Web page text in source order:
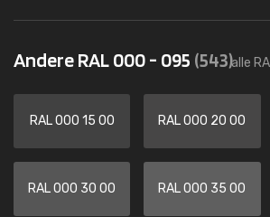
Andere RAL 000 - 095 (543)alle
RAL 000 15 00 RAL 000 20 00
RAL 000 30 00 RAL 000 35 00